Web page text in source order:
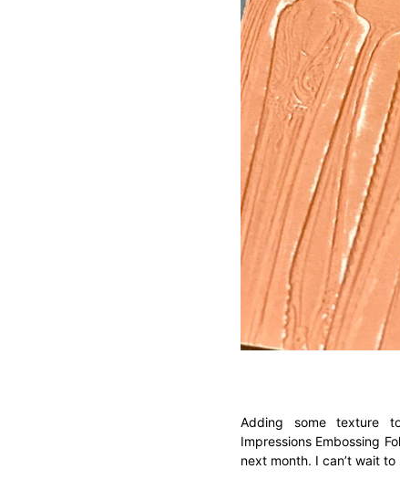
Adding some texture
Impressions Embossing
next month. I can’t wait to